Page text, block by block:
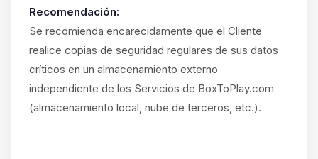
Recomendación:
Se recomienda encarecidamente que el Cliente
realice copias de seguridad regulares de sus datos
críticos en un almacenamiento externo
independiente de los Servicios de BoxToPlay.com
(almacenamiento local, nube de terceros, etc.).